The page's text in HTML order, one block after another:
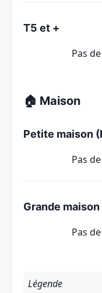
T5 et +
Pas
🏠 Maison
Petite maison
Pas
Grande
Pas
Légende